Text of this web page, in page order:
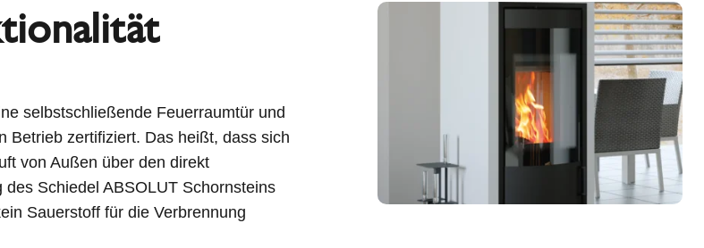
selbstschließende Feuerraumtür und
Betrieb zertifiziert. Das heißt, dass sich
von Außen über den direkt
Schiedel ABSOLUT Schornsteins
Sauerstoff für die Verbrennung